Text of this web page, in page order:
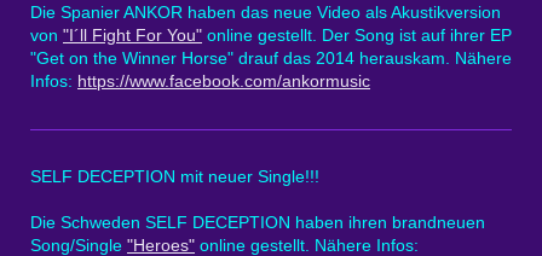
Die Spanier ANKOR haben das neue Video als Akustikversion
von "I´ll Fight For You" online gestellt. Der Song ist auf ihrer EP
"Get on the Winner Horse" drauf das 2014 herauskam. Nähere
Infos: https://www.facebook.com/ankormusic
SELF DECEPTION mit neuer Single!!!
Die Schweden SELF DECEPTION haben ihren brandneuen
Song/Single "Heroes" online gestellt. Nähere Infos: